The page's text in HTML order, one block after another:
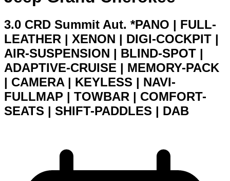
3.0 CRD Summit Aut. *PANO | FULL-
LEATHER | XENON | DIGI-COCKPIT |
AIR-SUSPENSION | BLIND-SPOT |
ADAPTIVE-CRUISE | MEMORY-PACK
| CAMERA | KEYLESS | NAVI-
FULLMAP | TOWBAR | COMFORT-
SEATS | SHIFT-PADDLES | DAB